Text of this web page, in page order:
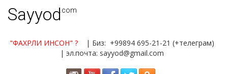
Sayyod.com
"ФАХРЛИ ИНСОН" ?
| Биз: +99894 695-21-21 (+телеграм)
| эл.почта: sayyod@gmail.com